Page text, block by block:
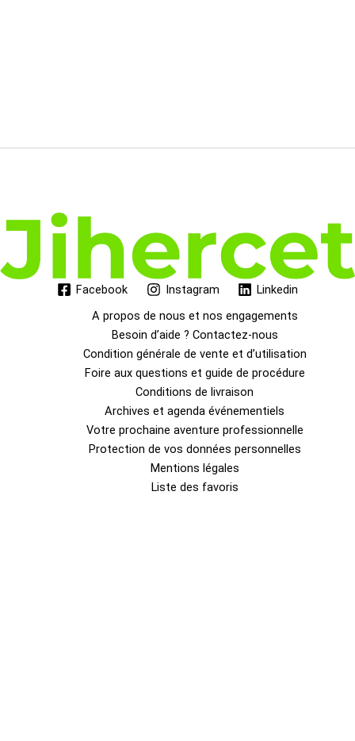
Facebook Instagram
Linkedin
A propos de nous et nos engagements
Besoin d’aide ? Contactez-nous
Condition générale de vente et d’utilisation
Foire aux questions et guide de procédure
Conditions de livraison
Archives et agenda événementiels
Votre prochaine aventure professionnelle
Protection de vos données personnelles
Mentions légales
Liste des favoris